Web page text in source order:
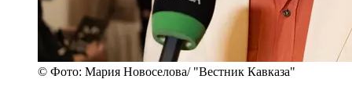
© Фото: Мария Новоселова/ "Вестник Кавказа"